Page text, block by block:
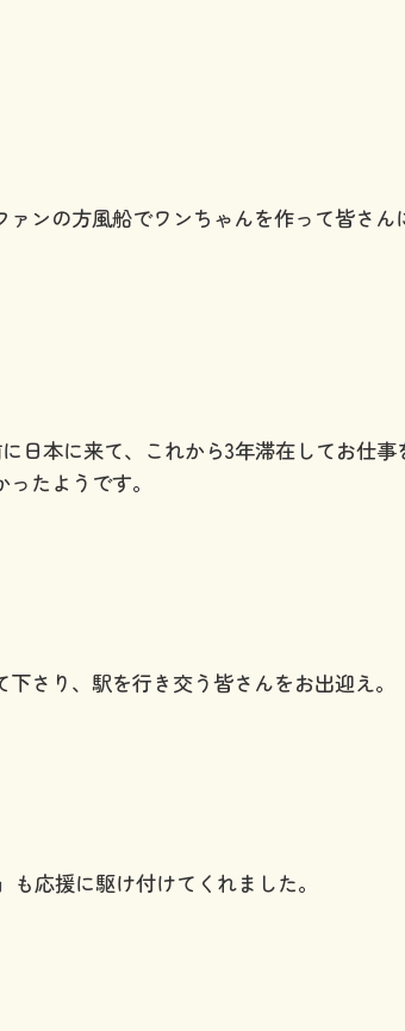
ァンの方風船でワンちゃんを作って皆さ
日本に来て、これから3年滞在してお仕事
たようです。
さり、駅を行き交う皆さんをお出迎え。
応援に駆け付けてくれました。